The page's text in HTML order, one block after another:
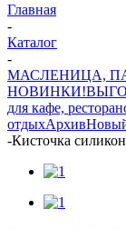
Главная
-
Каталог
-
МАСЛЕНИЦА,
НОВИНКИ!
для кафе,
отдыхАрхив
-Кисточка